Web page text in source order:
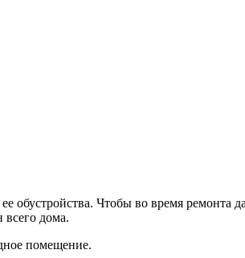
обустройства. Чтобы во время ремонта
дома.
помещение.